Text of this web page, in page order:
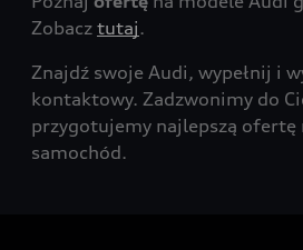
Zobacz tutaj.
Znajdź swoje Audi, wypełnij i
kontaktowy. Zadzwonimy do
przygotujemy najlepszą ofertę
samochód.